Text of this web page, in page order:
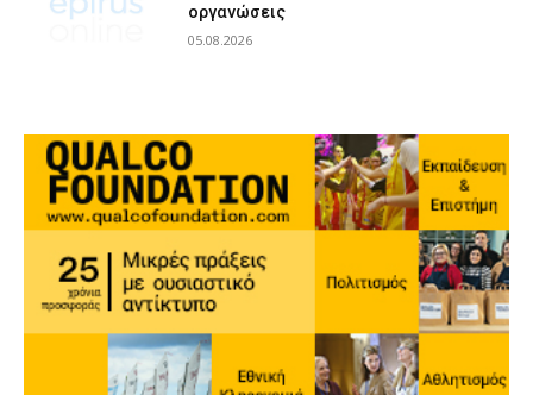
οργανώσεις
05.08.2026